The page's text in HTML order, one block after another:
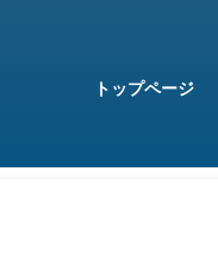
トップページ